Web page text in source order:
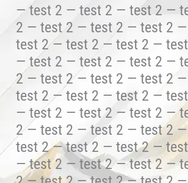
— test 2 — test 2 — test 2 —
2 — test 2 — test 2 — test 2
test 2 — test 2 — test 2 —
— test 2 — test 2 — test 2 —
2 — test 2 — test 2 — test 2
test 2 — test 2 — test 2 —
— test 2 — test 2 — test 2 —
2 — test 2 — test 2 — test 2
test 2 — test 2 — test 2 —
— test 2 — test 2 — test 2 —